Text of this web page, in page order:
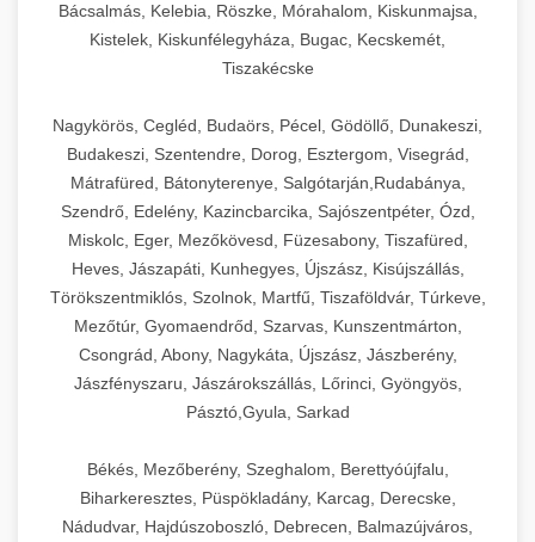
Bácsalmás, Kelebia, Röszke, Mórahalom, Kiskunmajsa,
Kistelek, Kiskunfélegyháza, Bugac, Kecskemét,
Tiszakécske
Nagykörös, Cegléd, Budaörs, Pécel, Gödöllő, Dunakeszi,
Budakeszi, Szentendre, Dorog, Esztergom, Visegrád,
Mátrafüred, Bátonyterenye, Salgótarján,Rudabánya,
Szendrő, Edelény, Kazincbarcika, Sajószentpéter, Ózd,
Miskolc, Eger, Mezőkövesd, Füzesabony, Tiszafüred,
Heves, Jászapáti, Kunhegyes, Újszász, Kisújszállás,
Törökszentmiklós, Szolnok, Martfű, Tiszaföldvár, Túrkeve,
Mezőtúr, Gyomaendrőd, Szarvas, Kunszentmárton,
Csongrád, Abony, Nagykáta, Újszász, Jászberény,
Jászfényszaru, Jászárokszállás, Lőrinci, Gyöngyös,
Pásztó,Gyula, Sarkad
Békés, Mezőberény, Szeghalom, Berettyóújfalu,
Biharkeresztes, Püspökladány, Karcag, Derecske,
Nádudvar, Hajdúszoboszló, Debrecen, Balmazújváros,